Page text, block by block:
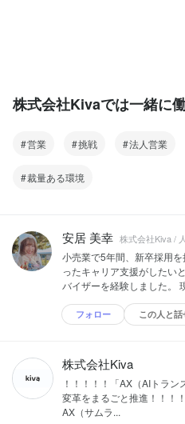
株式会社Kivaでは一緒に
営業 挑戦 法人営業
裁量ある環境
安居 美幸 株式会社Kiva /
小売業で5年間、新卒採用
ったキャリア支援がしたい
バイザーを経験しました。
フォロー この人と
株式会社Kiva
！！！！！「AX（AIトラ
変革をまるごと推進！！！
AX（サムラ...